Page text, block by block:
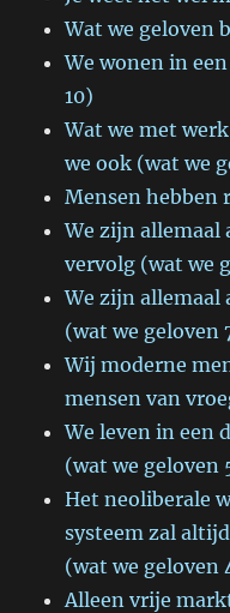
Wat we geloven
We wonen in
10)
Wat we met
we ook (wat we
Mensen hebben
We zijn
vervolg (wat we
We zijn
(wat we geloven
Wij moderne
mensen van
We leven in een
(wat we geloven
Het neoliberale
systeem zal
(wat we geloven
Alleen vrije